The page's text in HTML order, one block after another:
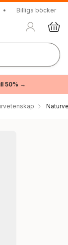
• Billiga böcker
50% →